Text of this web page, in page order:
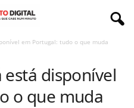
em Portugal: tudo o que muda
está disponível
o que muda